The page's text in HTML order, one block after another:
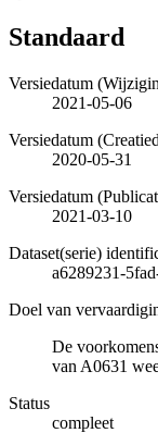
Standaard
Versiedatum
2021-05-06
Versiedatum
2020-05-31
Versiedatum
2021-03-10
Dataset(serie)
a6289231-
Doel van
De
van A0631
Status
compleet